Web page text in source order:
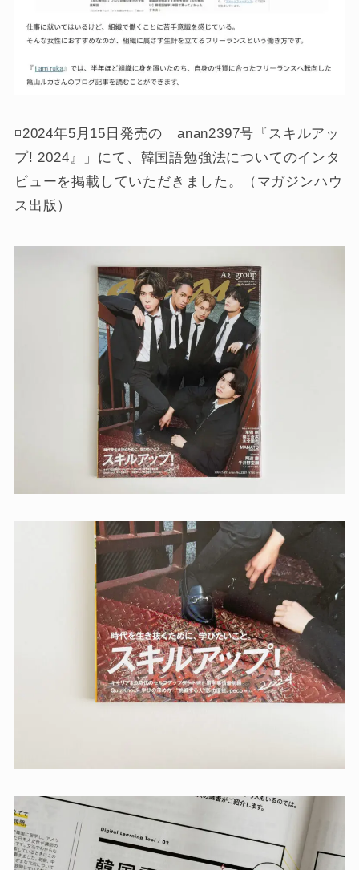
◽️2024年5月15日発売の「anan2397号『スキルアッ
プ! 2024』」にて、韓国語勉強法についてのインタ
ビューを掲載していただきました。（マガジンハウ
ス出版）